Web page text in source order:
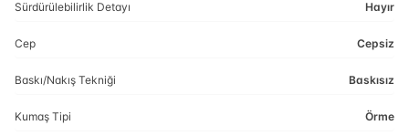
Sürdürülebilirlik Detayı Hayır
Cep Cepsiz
Baskı/Nakış Tekniği Baskısız
Kumaş Tipi Örme